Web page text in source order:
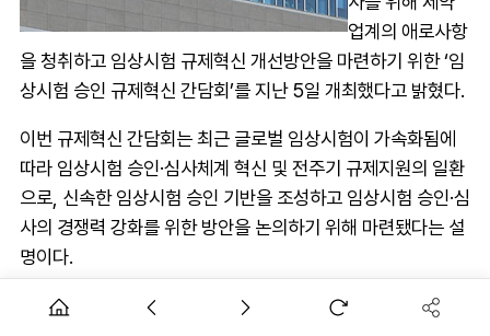
업계의 애로사항
을 청취하고 임상시험 규제혁신 개선방안을 마련하기 위한 ‘임
상시험 승인 규제혁신 간담회’를 지난 5일 개최했다고 밝혔다.
이번 규제혁신 간담회는 최근 글로벌 임상시험이 가속화됨에
따라 임상시험 승인·심사체계 혁신 및 전주기 규제지원의 일환
으로, 신속한 임상시험 승인 기반을 조성하고 임상시험 승인·심
사의 경쟁력 강화를 위한 방안을 논의하기 위해 마련됐다는 설
명이다.
이번 간담회에서는 글로벌 정책환경 변화 및 국내외 상이한 제